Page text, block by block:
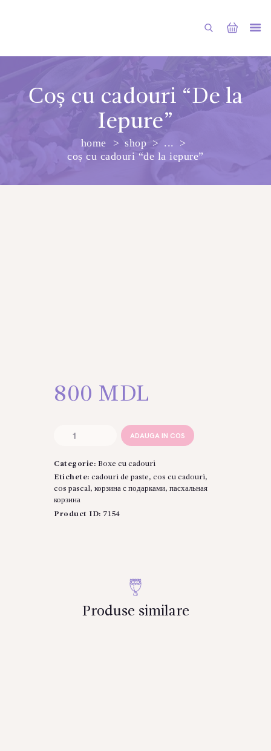
Сoș cu cadouri “De la
Iepure”
home shop
...
сoș cu cadouri “de la iepure”
PRINCIPALA
DESPRE NOI
800 MDL
cadouri
"De
la
Iepure"
ADAUGA IN COS
Categorie: Boxe cu cadouri
Etichete: cadouri de paste, cos cu cadouri,
cos pascal, корзина с подарками, пасхальная
корзина
Product ID: 7154
Produse similare